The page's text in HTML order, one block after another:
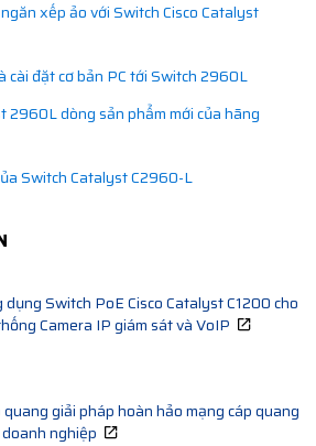
xếp ảo với Switch Cisco Catalyst
cài đặt cơ bản PC tới Switch 2960L
2960L dòng sản phẩm mới của hãng
Switch Catalyst C2960-L
dụng Switch PoE Cisco Catalyst C1200 cho
Camera IP giám sát và VoIP
quang giải pháp hoàn hảo mạng cáp quang
nghiệp